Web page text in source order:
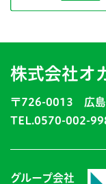
株式会社オ
〒726-0013 広島
TEL.0570-002-
グループ会社